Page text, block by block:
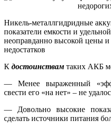
Никель-металлгидридные
показатели емкости и
неоправданно высокой цены и
недостатков
К достоинствам таких АКБ
— Менее выраженный
свести его «на нет» – не
— Довольно высокие
сделать источники питания